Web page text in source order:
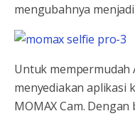
mengubahnya
Untuk mempermudah
menyediakan aplikasi
MOMAX Cam.